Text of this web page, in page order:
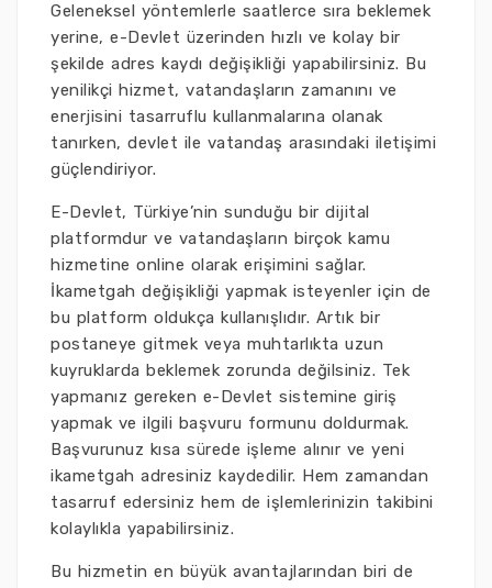
Geleneksel yöntemlerle saatlerce sıra beklemek
yerine, e-Devlet üzerinden hızlı ve kolay bir
şekilde adres kaydı değişikliği yapabilirsiniz. Bu
yenilikçi hizmet, vatandaşların zamanını ve
enerjisini tasarruflu kullanmalarına olanak
tanırken, devlet ile vatandaş arasındaki iletişimi
güçlendiriyor.
E-Devlet, Türkiye’nin sunduğu bir dijital
platformdur ve vatandaşların birçok kamu
hizmetine online olarak erişimini sağlar.
İkametgah değişikliği yapmak isteyenler için de
bu platform oldukça kullanışlıdır. Artık bir
postaneye gitmek veya muhtarlıkta uzun
kuyruklarda beklemek zorunda değilsiniz. Tek
yapmanız gereken e-Devlet sistemine giriş
yapmak ve ilgili başvuru formunu doldurmak.
Başvurunuz kısa sürede işleme alınır ve yeni
ikametgah adresiniz kaydedilir. Hem zamandan
tasarruf edersiniz hem de işlemlerinizin takibini
kolaylıkla yapabilirsiniz.
Bu hizmetin en büyük avantajlarından biri de